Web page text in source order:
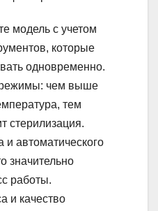
модель с учетом
которые
одновременно.
чем выше
тем
стерилизация.
и автоматического
значительно
работы.
и качество